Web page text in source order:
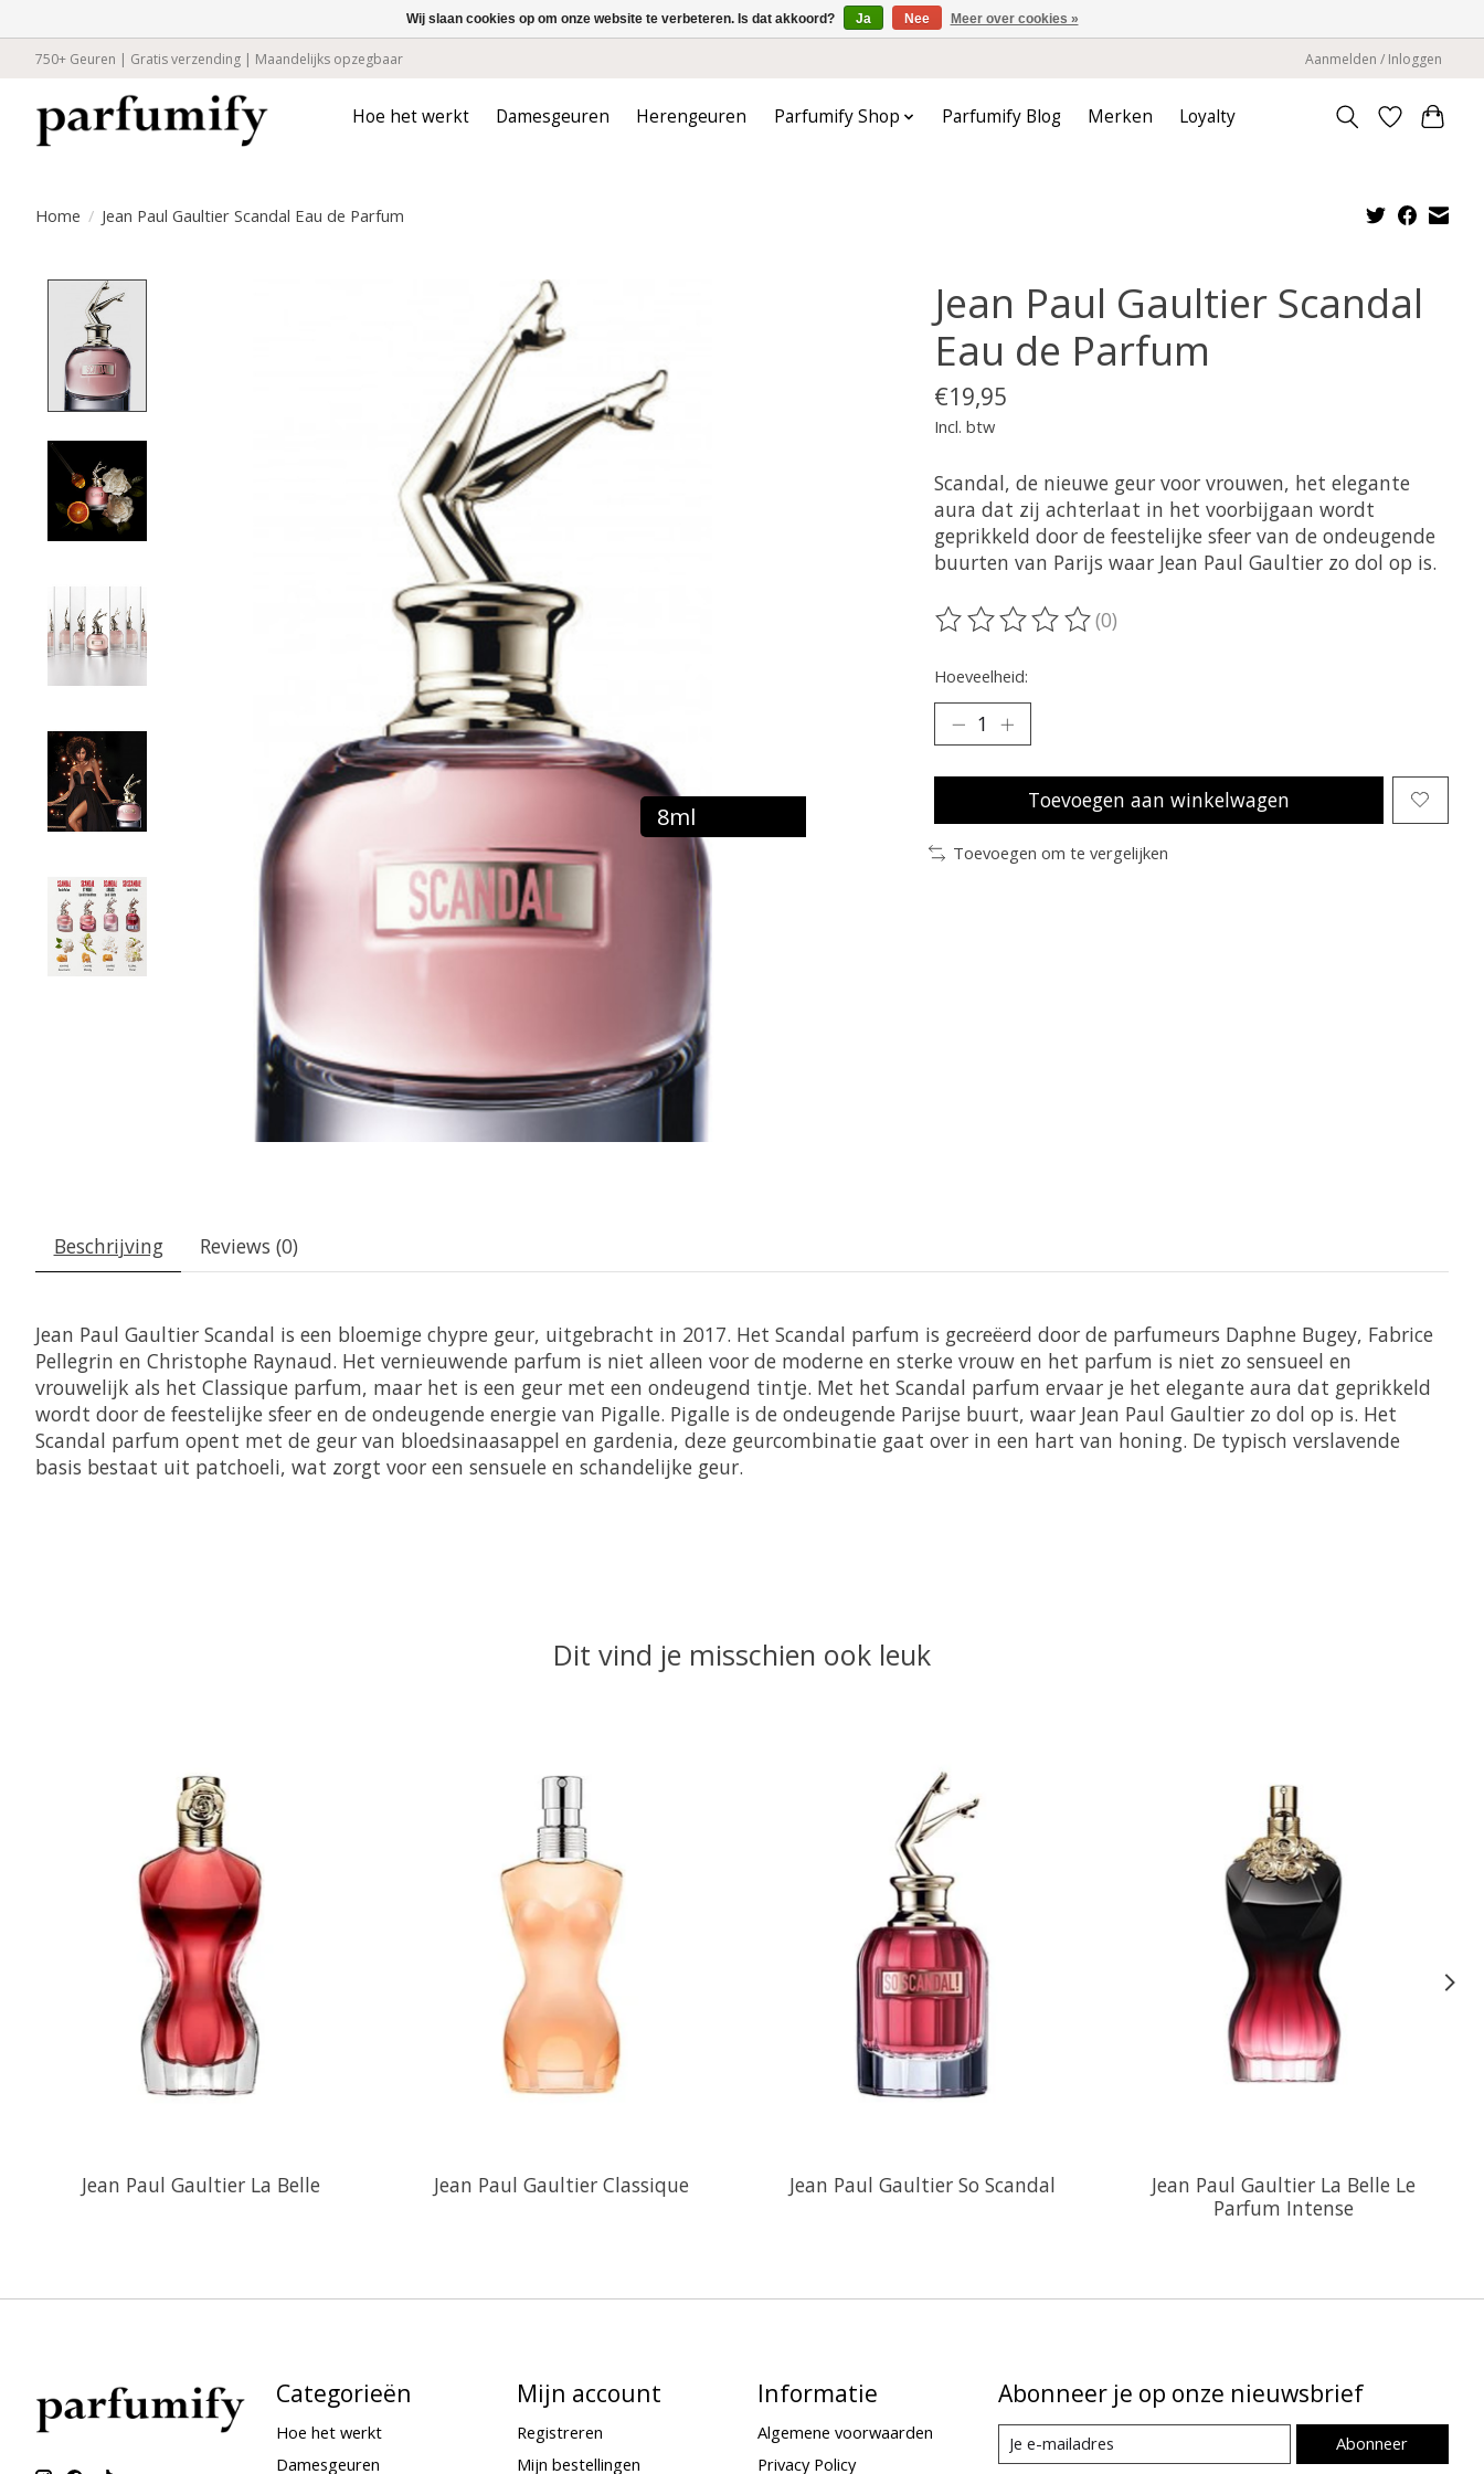
750+ Geuren | Gratis verzending | Maandelijks opzegbaar Aanmelden / Inloggen
Hoe het werkt Damesgeuren Herengeuren Parfumify Shop Parfumify Blog Merken Loyalty
Home / Jean Paul Gaultier Scandal Eau de Parfum
8ml
Jean Paul Gaultier Scandal
Eau de Parfum
€19,95
Incl. btw
Scandal, de nieuwe geur voor vrouwen, het elegante
aura dat zij achterlaat in het voorbijgaan wordt
geprikkeld door de feestelijke sfeer van de ondeugende
buurten van Parijs waar Jean Paul Gaultier zo dol op is.
De beoordeling van dit product is
(0)
Hoeveelheid:
Toevoegen aan winkelwagen
Toevoegen om te vergelijken
Beschrijving Reviews (0)
Jean Paul Gaultier Scandal is een bloemige chypre geur, uitgebracht in 2017. Het Scandal parfum is gecreëerd door de parfumeurs Daphne Bugey, Fabrice
Pellegrin en Christophe Raynaud. Het vernieuwende parfum is niet alleen voor de moderne en sterke vrouw en het parfum is niet zo sensueel en
vrouwelijk als het Classique parfum, maar het is een geur met een ondeugend tintje. Met het Scandal parfum ervaar je het elegante aura dat geprikkeld
wordt door de feestelijke sfeer en de ondeugende energie van Pigalle. Pigalle is de ondeugende Parijse buurt, waar Jean Paul Gaultier zo dol op is. Het
Scandal parfum opent met de geur van bloedsinaasappel en gardenia, deze geurcombinatie gaat over in een hart van honing. De typisch verslavende
basis bestaat uit patchoeli, wat zorgt voor een sensuele en schandelijke geur.
Dit vind je misschien ook leuk
Jean Paul Gaultier La Belle Jean Paul Gaultier Classique Jean Paul Gaultier So Scandal
Jean Paul Gaultier La Belle Le
Parfum Intense
Categorieën
Hoe het werkt
Damesgeuren
Mijn account
Registreren
Mijn bestellingen
Informatie
Algemene voorwaarden
Privacy Policy
Abonneer je op onze nieuwsbrief
Abonneer
Wij slaan cookies op om onze website te verbeteren. Is dat akkoord? Ja Nee Meer over cookies »